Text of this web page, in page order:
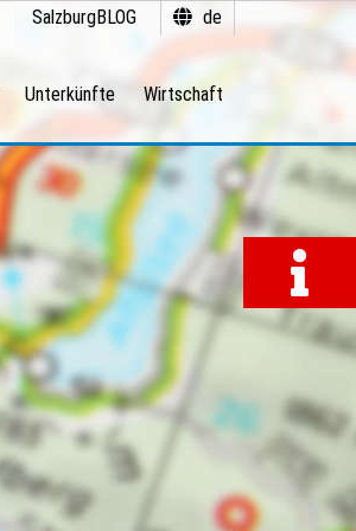
de
SalzburgBLOG
Unterkünfte Wirtschaft